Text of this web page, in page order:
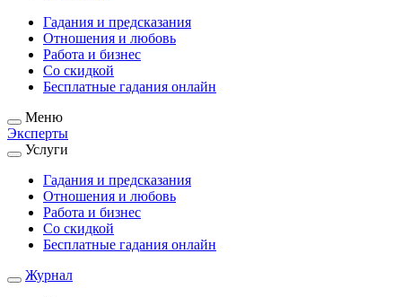
Гадания и предсказания
Отношения и любовь
Работа и бизнес
Со скидкой
Бесплатные гадания онлайн
Меню
Эксперты
Услуги
Гадания и предсказания
Отношения и любовь
Работа и бизнес
Со скидкой
Бесплатные гадания онлайн
Журнал